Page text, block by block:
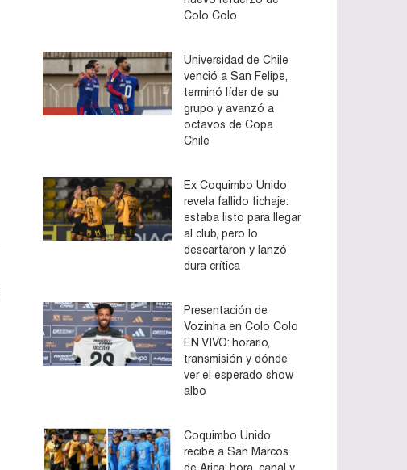
Colo Colo
Universidad de Chile
venció a San Felipe,
terminó líder de su
grupo y avanzó a
octavos de Copa
Chile
Ex Coquimbo Unido
revela fallido fichaje:
estaba listo para llegar
al club, pero lo
descartaron y lanzó
dura crítica
Presentación de
Vozinha en Colo Colo
EN VIVO: horario,
transmisión y dónde
ver el esperado show
albo
Coquimbo Unido
recibe a San Marcos